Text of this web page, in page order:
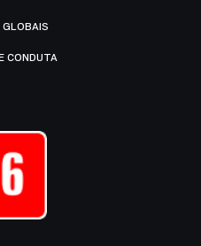
GLOBAIS
CONDUTA